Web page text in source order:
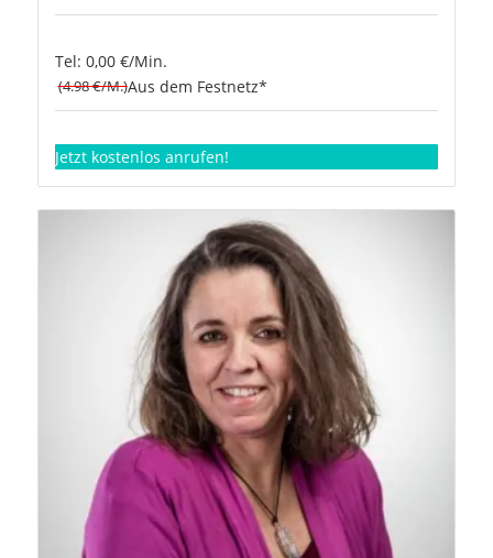
Tel: 0,00 €/Min.
(4.98 €/M.)Aus dem Festnetz*
Jetzt kostenlos anrufen!